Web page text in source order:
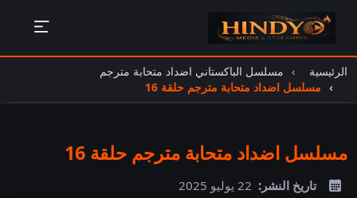
الرئيسية
مسلسل الباكستاني اضداد متحابة مترجم
مسلسل اضداد متحابة مترجم حلقة 16
مسلسل اضداد متحابة مترجم حلقة 16
تاريخ النشر: 22 يوليو 2025